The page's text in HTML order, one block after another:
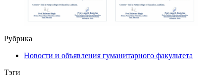
Рубрика
Новости и объявления гуманитарного факультета
Тэги